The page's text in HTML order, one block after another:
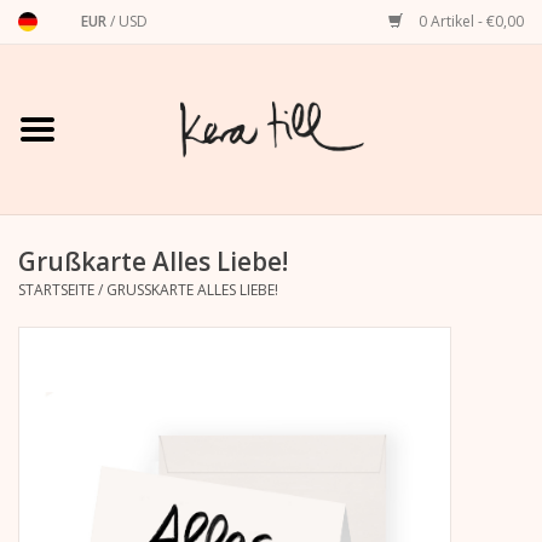
EUR/ USD 0 Artikel - €0,00
Startseite
Art Prints
Grußkarte Alles Liebe!
STARTSEITE/ GRUSSKARTE ALLES LIEBE!